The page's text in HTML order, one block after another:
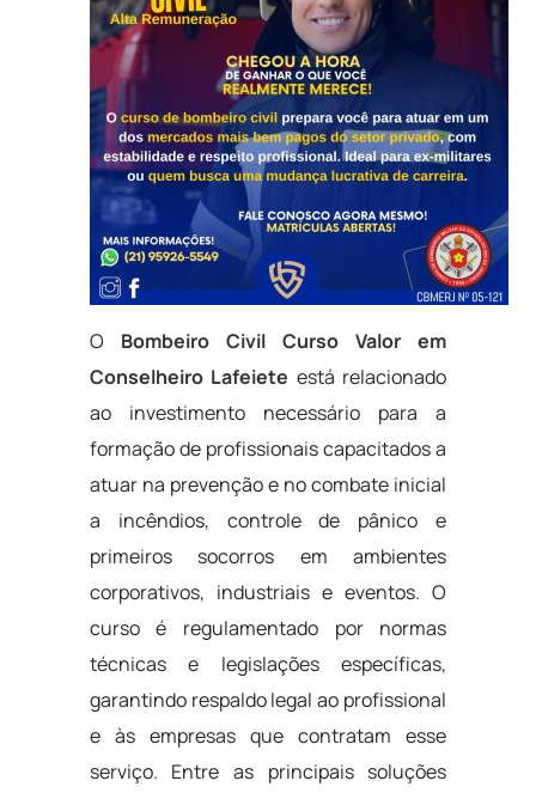
O Bombeiro Civil Curso Valor em
Conselheiro Lafeiete está relacionado
ao investimento necessário para a
formação de profissionais capacitados a
atuar na prevenção e no combate inicial
a incêndios, controle de pânico e
primeiros socorros em ambientes
corporativos, industriais e eventos. O
curso é regulamentado por normas
técnicas e legislações específicas,
garantindo respaldo legal ao profissional
e às empresas que contratam esse
serviço. Entre as principais soluções